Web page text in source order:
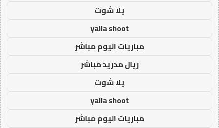
يلا شوت
yalla shoot
مباريات اليوم مباشر
ريال مدريد مباشر
يلا شوت
yalla shoot
مباريات اليوم مباشر